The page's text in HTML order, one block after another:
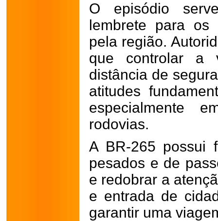
O episódio
lembrete para os
pela região.
que controlar a
distância de
atitudes
especialmente
rodovias.
A BR-265 possui
pesados e de
e redobrar a
e entrada de
garantir uma